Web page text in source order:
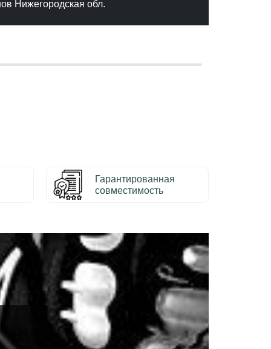
Нижегородская обл.
Гарантированная
совместимость